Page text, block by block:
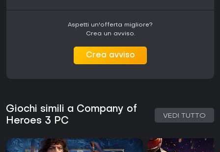
Aspetti un'offerta migliore?
Crea un avviso.
Crea avviso
Giochi simili a Company of
Heroes 3 PC
VEDI TUTTO